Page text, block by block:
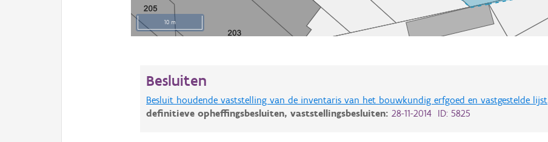
10 m
Besluiten
Besluit houdende vaststelling van de inventaris van het bouwkundig erfgoed en vastgestelde lijst
definitieve opheffingsbesluiten,vaststellingsbesluiten:28-11-2014 ID: 5825